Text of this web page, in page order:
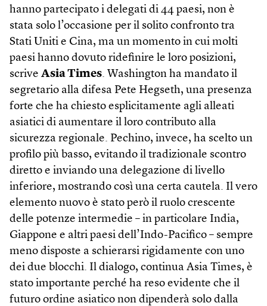
hanno partecipato i delegati di 44 paesi, non è
stata solo l’occasione per il solito confronto tra
Stati Uniti e Cina, ma un momento in cui molti
paesi hanno dovuto ridefinire le loro posizioni,
scrive Asia Times. Washington ha mandato il
segretario alla difesa Pete Hegseth, una presenza
forte che ha chiesto esplicitamente agli alleati
asiatici di aumentare il loro contributo alla
sicurezza regionale. Pechino, invece, ha scelto un
profilo più basso, evitando il tradizionale scontro
diretto e inviando una delegazione di livello
inferiore, mostrando così una certa cautela. Il vero
elemento nuovo è stato però il ruolo crescente
delle potenze intermedie – in particolare India,
Giappone e altri paesi dell’Indo-Pacifico – sempre
meno disposte a schierarsi rigidamente con uno
dei due blocchi. Il dialogo, continua Asia Times, è
stato importante perché ha reso evidente che il
futuro ordine asiatico non dipenderà solo dalla